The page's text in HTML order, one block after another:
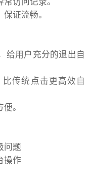
证流畅。
给用户充分的退出自
传统点击更高效自
。
问题
操作